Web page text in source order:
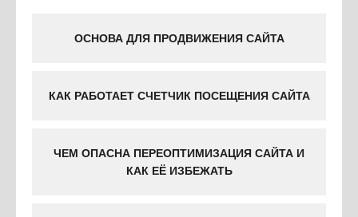
ОСНОВА ДЛЯ ПРОДВИЖЕНИЯ САЙТА
КАК РАБОТАЕТ СЧЕТЧИК ПОСЕЩЕНИЯ САЙТА
ЧЕМ ОПАСНА ПЕРЕОПТИМИЗАЦИЯ САЙТА И
КАК ЕЁ ИЗБЕЖАТЬ